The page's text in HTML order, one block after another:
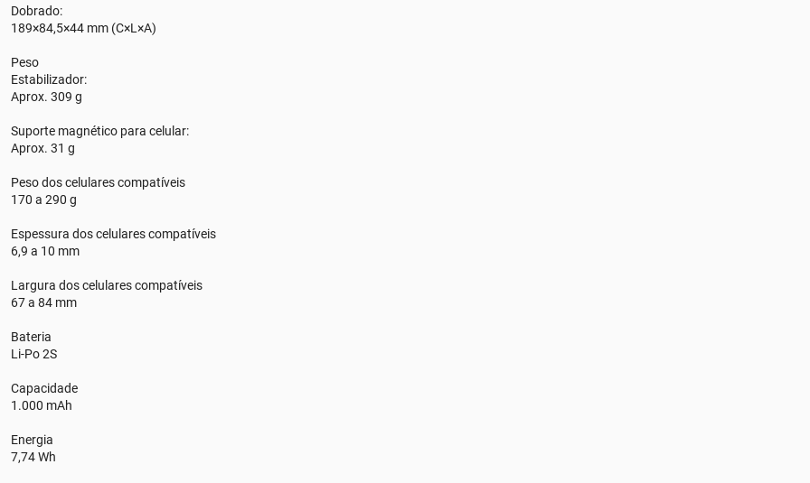
Dobrado:
189×84,5×44 mm (C×L×A)
Peso
Estabilizador:
Aprox. 309 g
Suporte magnético para celular:
Aprox. 31 g
Peso dos celulares compatíveis
170 a 290 g
Espessura dos celulares compatíveis
6,9 a 10 mm
Largura dos celulares compatíveis
67 a 84 mm
Bateria
Li-Po 2S
Capacidade
1.000 mAh
Energia
7,74 Wh